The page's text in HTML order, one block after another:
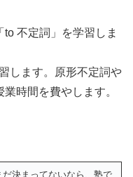
不定詞」を学習しま
します。原形不定詞や
時間を費やします。
決まってないなら、塾で